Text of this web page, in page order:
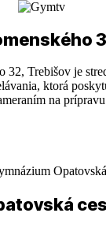
32, Trebišov je
ktorá
na